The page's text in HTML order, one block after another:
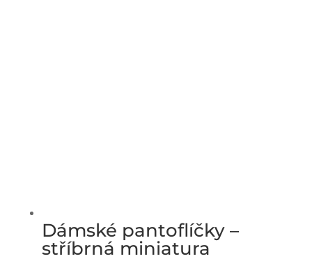
Dámské pantoflíčky –
stříbrná miniatura